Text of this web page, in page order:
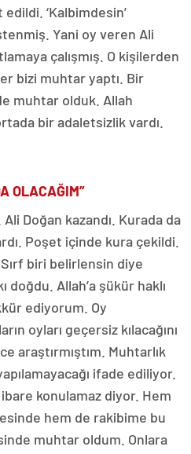
‘Kalbimdesin’
Yani oy veren Ali
çalışmış. O kişilerden
bizi muhtar yaptı. Bir
muhtar olduk. Allah
bir adaletsizlik vardı.
OLACAĞIM”
Doğan kazandı. Kurada da
Poşet içinde kura çekildi.
biri belirlensin diye
doğdu. Allah’a şükür haklı
ediyorum. Oy
oyları geçersiz kılacağını
araştırmıştım. Muhtarlık
ifade ediliyor.
konulamaz diyor. Hem
hem de rakibime bu
muhtar oldum. Onlara